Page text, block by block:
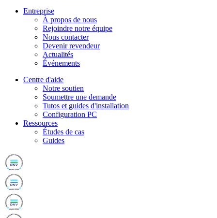
Entreprise
À propos de nous
Rejoindre notre équipe
Nous contacter
Devenir revendeur
Actualités
Événements
Centre d'aide
Notre soutien
Soumettre une demande
Tutos et guides d'installation
Configuration PC
Ressources
Études de cas
Guides